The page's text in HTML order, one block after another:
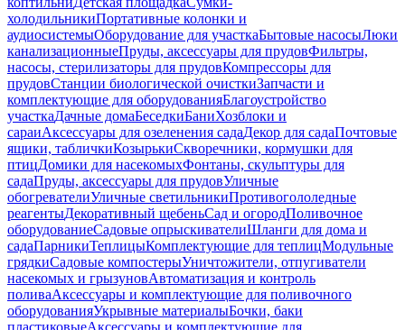
холодильникиПортативные колонки и
аудиосистемыОборудование для участкаБытовые насосыЛюки
канализационныеПруды, аксессуары для прудовФильтры,
насосы, стерилизаторы для прудовКомпрессоры для
прудовСтанции биологической очисткиЗапчасти и
комплектующие для оборудованияБлагоустройство
участкаДачные домаБеседкиБаниХозблоки и
сараиАксессуары для озеленения садаДекор для садаПочтовые
ящики, табличкиКозырькиСкворечники, кормушки для
птицДомики для насекомыхФонтаны, скульптуры для
садаПруды, аксессуары для прудовУличные
обогревателиУличные светильникиПротивогололедные
реагентыДекоративный щебеньСад и огородПоливочное
оборудованиеСадовые опрыскивателиШланги для дома и
садаПарникиТеплицыКомплектующие для теплицМодульные
грядкиСадовые компостерыУничтожители, отпугиватели
насекомых и грызуновАвтоматизация и контроль
поливаАксессуары и комплектующие для поливочного
оборудованияУкрывные материалыБочки, баки
пластиковыеАксессуары и комплектующие для